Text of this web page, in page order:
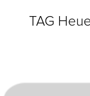
TAG